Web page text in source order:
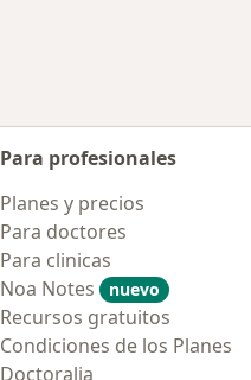
Para profesionales
Planes y precios
Para doctores
Para clinicas
Noa Notes
nuevo
Recursos gratuitos
Condiciones de los Planes
Doctoralia